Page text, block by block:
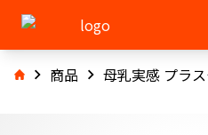
商品 母乳実感 プラ